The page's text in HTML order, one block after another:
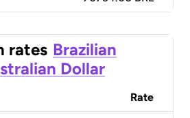
rates Brazilian
Dollar
Rate